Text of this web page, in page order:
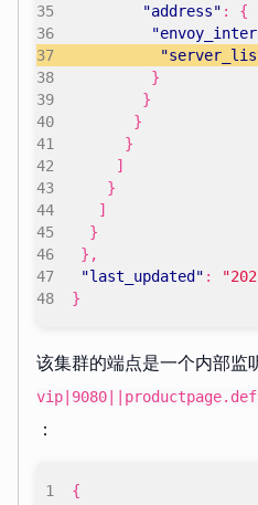
"address" :
{
}
}
}
}
]
}
]
}
},
"last_updated" :
}
该集群的端点是一个内部监
：
{